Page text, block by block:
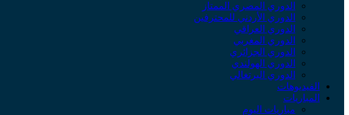
الدوري المصري الممتاز
الدوري الأردني للمحترفين
الدوري العراقي
الدوري المغربي
الدوري الجزائري
الدوري الهولندي
الدوري البرتغالي
الفيديوهات
المباريات
مباريات اليوم